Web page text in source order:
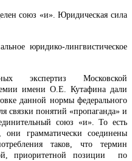
союз «и». Юридическая сила
юридико-лингвистическое
экспертиз Московской
имени О.Е. Кутафина дали
данной нормы федерального
связки понятий «пропаганда» и
союз «и». То есть
они грамматически соединены
таков, что термин
приоритетной позиции по